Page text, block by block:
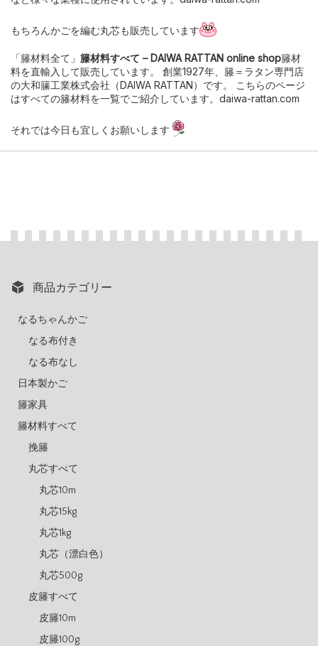
もちろんかごを編む丸芯も販売しています
「籐材料全て」 籐材料すべて – DAIWA RATTAN online shop籐材
料を直輸入して販売しています。 創業1927年、籐＝ラタン専門店
の大和籘工業株式会社（DAIWA RATTAN）です。 こちらのページ
はすべての籐材料を一覧でご紹介しています。daiwa-rattan.com
それでは今日も宜しくお願いします
商品カテゴリー
なるちゃんかご
なる布付き
なる布なし
日本製かご
籐家具
籐材料すべて
挽籐
丸芯すべて
丸芯10m
丸芯15kg
丸芯1kg
丸芯（漂白色）
丸芯500g
皮籐すべて
皮籐10m
皮籐100g